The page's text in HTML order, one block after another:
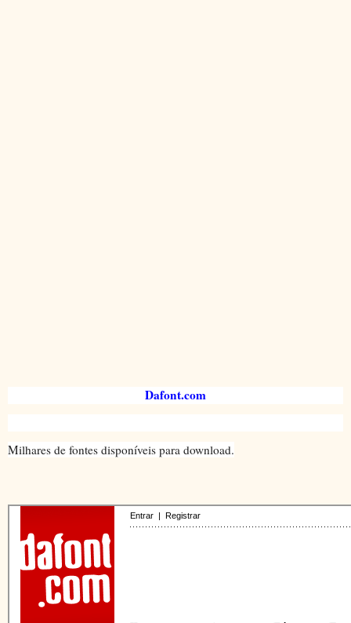
Dafont.com
Milhares de fontes disponíveis para download.